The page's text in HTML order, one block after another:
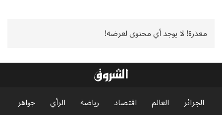
معذرة! لا يوجد أي محتوى لعرضه!
الجزائر العالم اقتصاد رياضة الرأي
جواهر